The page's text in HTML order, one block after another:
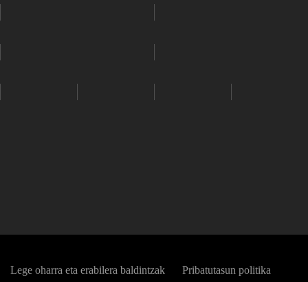
Lege oharra eta erabilera baldintzak
Pribatutasun politika